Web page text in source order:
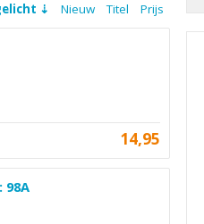
Nieuw Titel Prijs
14,95
98A